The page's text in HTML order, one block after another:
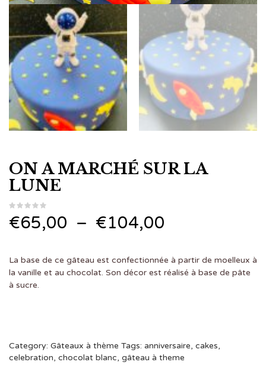
ON A MARCHÉ SUR LA
LUNE
€65,00 – €104,00
prix :
€104,00
La base de ce gâteau est confectionnée à partir de moelleux à
la vanille et au chocolat. Son décor est réalisé à base de pâte
à sucre.
Category: Gâteaux à thème Tags: anniversaire, cakes,
celebration, chocolat blanc, gâteau à theme